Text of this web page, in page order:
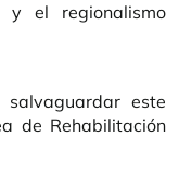
y el regionalismo
este
de Rehabilitación